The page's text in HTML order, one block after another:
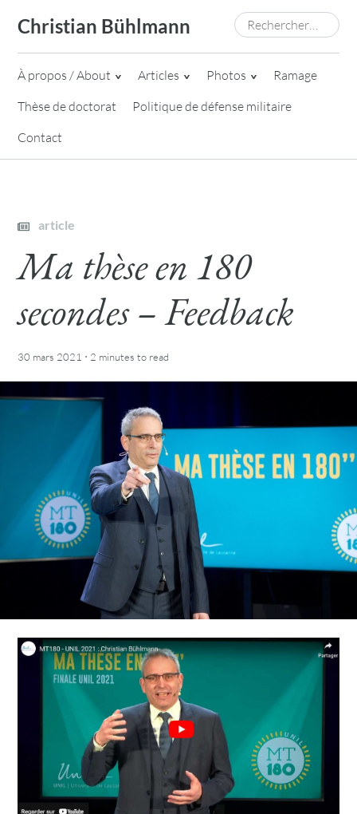
content
Christian Bühlmann Rechercher :
À propos / About Articles Photos
Ramage
Thèse de doctorat
Politique de défense militaire
Contact
article
Ma thèse en 180
secondes – Feedback
30 mars 2021 · 2 minutes to read